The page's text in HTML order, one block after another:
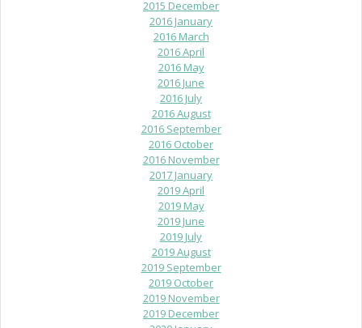
2015 December
2016 January
2016 March
2016 April
2016 May
2016 June
2016 July
2016 August
2016 September
2016 October
2016 November
2017 January
2019 April
2019 May
2019 June
2019 July
2019 August
2019 September
2019 October
2019 November
2019 December